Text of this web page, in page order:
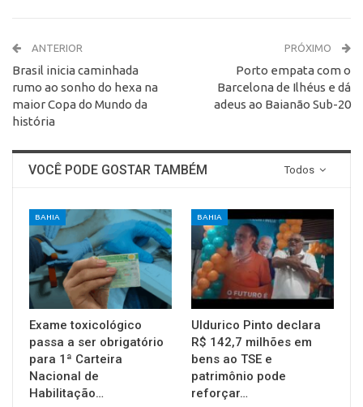
ANTERIOR
Brasil inicia caminhada
rumo ao sonho do hexa na
maior Copa do Mundo da
história
PRÓXIMO
Porto empata com o
Barcelona de Ilhéus e dá
adeus ao Baianão Sub-20
Todos
VOCÊ PODE GOSTAR TAMBÉM
BAHIA
Exame toxicológico
passa a ser obrigatório
para 1ª Carteira
Nacional de
Habilitação…
BAHIA
Uldurico Pinto declara
R$ 142,7 milhões em
bens ao TSE e
patrimônio pode
reforçar…